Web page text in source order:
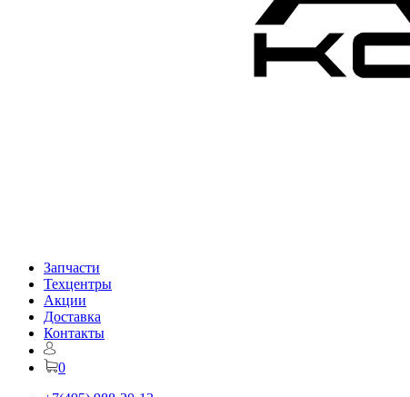
Запчасти
Техцентры
Акции
Доставка
Контакты
0